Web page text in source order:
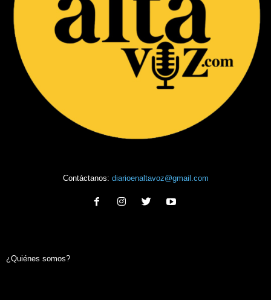
Contáctanos: diarioenaltavoz@gmail.com
¿Quiénes somos?